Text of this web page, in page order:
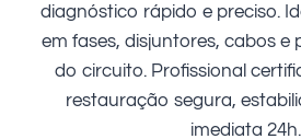
diagnóstico rápido e preciso.
em fases, disjuntores, cabos e
do circuito. Profissional
restauração segura,
imediata 24h.